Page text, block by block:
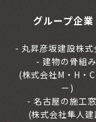
グループ企業
丸昇彦坂建設株式
建物の骨組み
(株式会社M・H・
ー)
名古屋の施工
(株式会社隼人建